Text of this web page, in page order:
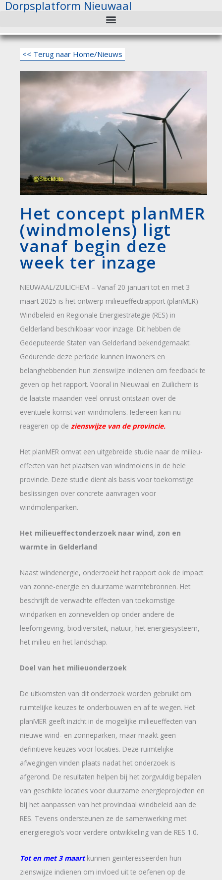
Ga
inhoud
Dorpsplatform Nieuwaal
<< Terug naar Home/Nieuws
Het concept planMER
(windmolens) ligt
vanaf begin deze
week ter inzage
NIEUWAAL/ZUILICHEM – Vanaf 20 januari tot en met 3
maart 2025 is het ontwerp milieueffectrapport (planMER)
Windbeleid en Regionale Energiestrategie (RES) in
Gelderland beschikbaar voor inzage. Dit hebben de
Gedeputeerde Staten van Gelderland bekendgemaakt.
Gedurende deze periode kunnen inwoners en
belanghebbenden hun zienswijze indienen om feedback te
geven op het rapport. Vooral in Nieuwaal en Zuilichem is
de laatste maanden veel onrust ontstaan over de
eventuele komst van windmolens. Iedereen kan nu
reageren op de zienswijze van de provincie.
Het planMER omvat een uitgebreide studie naar de milieu-
effecten van het plaatsen van windmolens in de hele
provincie. Deze studie dient als basis voor toekomstige
beslissingen over concrete aanvragen voor
windmolenparken.
Het milieueffectonderzoek naar wind, zon en
warmte in Gelderland
Naast windenergie, onderzoekt het rapport ook de impact
van zonne-energie en duurzame warmtebronnen. Het
beschrijft de verwachte effecten van toekomstige
windparken en zonnevelden op onder andere de
leefomgeving, biodiversiteit, natuur, het energiesysteem,
het milieu en het landschap.
Doel van het milieuonderzoek
De uitkomsten van dit onderzoek worden gebruikt om
ruimtelijke keuzes te onderbouwen en af te wegen. Het
planMER geeft inzicht in de mogelijke milieueffecten van
nieuwe wind- en zonneparken, maar maakt geen
definitieve keuzes voor locaties. Deze ruimtelijke
afwegingen vinden plaats nadat het onderzoek is
afgerond. De resultaten helpen bij het zorgvuldig bepalen
van geschikte locaties voor duurzame energieprojecten en
bij het aanpassen van het provinciaal windbeleid aan de
RES. Tevens ondersteunen ze de samenwerking met
energieregio’s voor verdere ontwikkeling van de RES 1.0.
Tot en met 3 maartkunnen geïnteresseerden hun
zienswijze indienen om invloed uit te oefenen op de